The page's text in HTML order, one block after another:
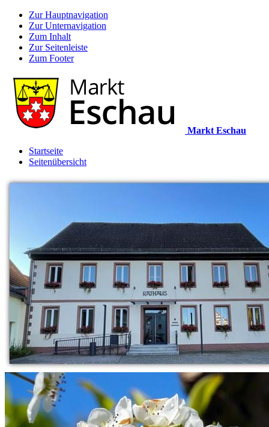
Zur Hauptnavigation
Zur Unternavigation
Zum Inhalt
Zur Seitenleiste
Zum Footer
Markt Eschau
Startseite
Seitenübersicht